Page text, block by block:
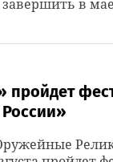
в мае
пройдет